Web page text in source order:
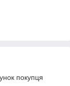
покупця